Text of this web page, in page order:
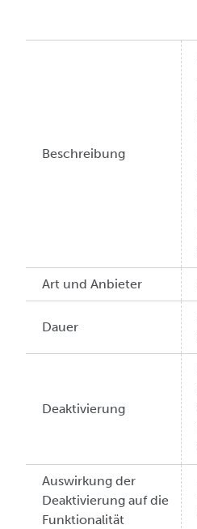
Beschreibung
Art und Anbieter
Dauer
Deaktivierung
Auswirkung der
Deaktivierung auf die
Funktionalität